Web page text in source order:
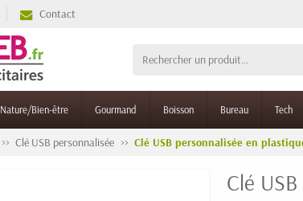
Contact
Nature/Bien-être Gourmand Boisson Bureau Tech
Clé USB personnalisée Clé USB personnalisée en
Clé